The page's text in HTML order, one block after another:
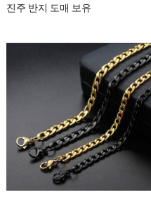
진주 반지 도매 보유